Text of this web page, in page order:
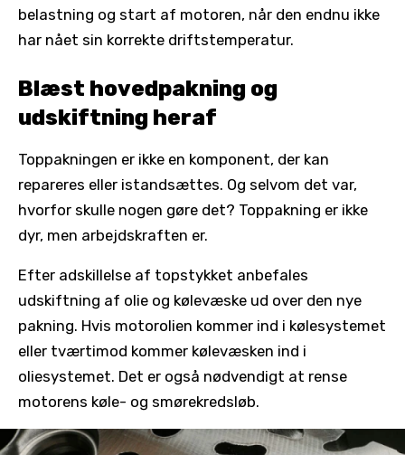
belastning og start af motoren, når den endnu ikke
har nået sin korrekte driftstemperatur.
Blæst hovedpakning og
udskiftning heraf
Toppakningen er ikke en komponent, der kan
repareres eller istandsættes. Og selvom det var,
hvorfor skulle nogen gøre det? Toppakning er ikke
dyr, men arbejdskraften er.
Efter adskillelse af topstykket anbefales
udskiftning af olie og kølevæske ud over den nye
pakning. Hvis motorolien kommer ind i kølesystemet
eller tværtimod kommer kølevæsken ind i
oliesystemet. Det er også nødvendigt at rense
motorens køle- og smørekredsløb.